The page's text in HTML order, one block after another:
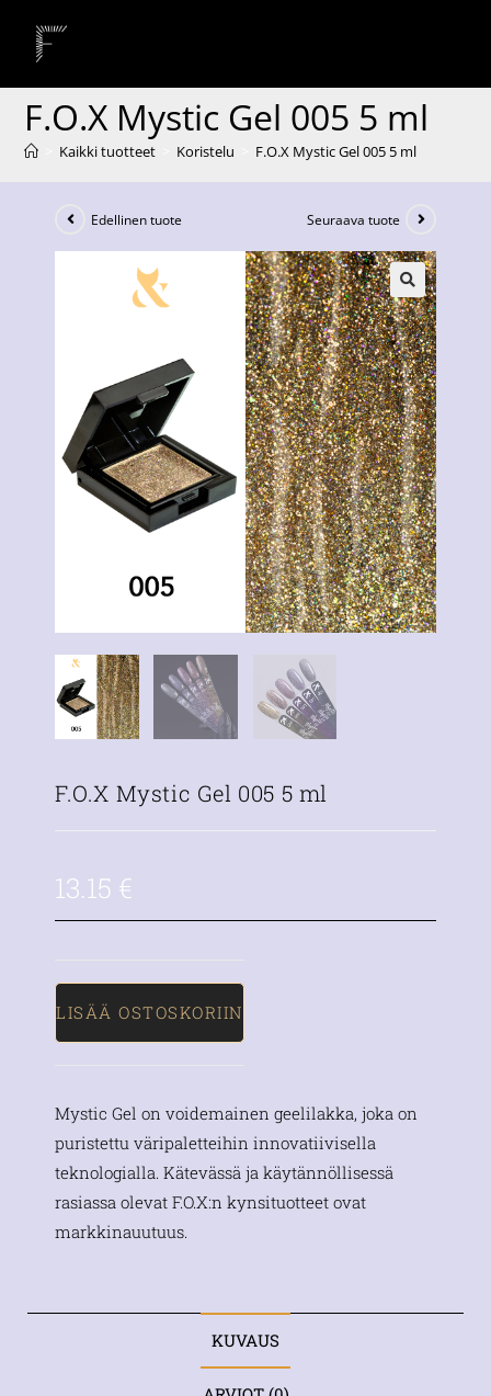
F.O.X Mystic Gel 005 5 ml
Kaikki tuotteet Koristelu F.O.X Mystic Gel 005 5 ml
Edellinen tuote Seuraava tuote
F.O.X Mystic Gel 005 5 ml
13.15 €
LISÄÄ OSTOSKORIIN
Mystic Gel on voidemainen geelilakka, joka on
puristettu väripaletteihin innovatiivisella
teknologialla. Kätevässä ja käytännöllisessä
rasiassa olevat F.O.X:n kynsituotteet ovat
markkinauutuus.
KUVAUS